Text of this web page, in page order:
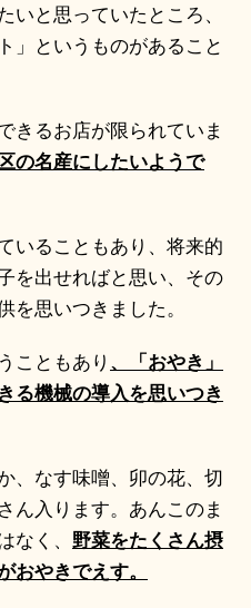
いと思っていたところ、
」というものがあること
きるお店が限られていま
の名産にしたいようで
いることもあり、将来的
を出せればと思い、その
を思いつきました。
こともあり 、「おやき」
る機械の導入を思いつき
、なす味噌、卯の花、切
ん入ります。あんこのま
なく、 野菜をたくさん摂
おやきでえす。